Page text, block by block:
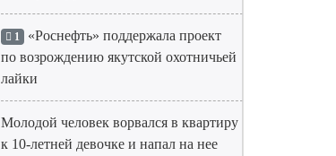
1 «Роснефть» поддержала проект
по возрождению якутской охотничьей
лайки
Молодой человек ворвался в квартиру
к 10-летней девочке и напал на нее